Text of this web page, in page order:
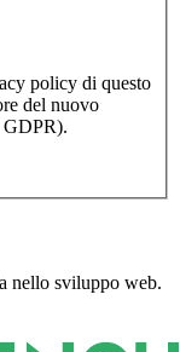
policy di questo
del nuovo
GDPR).
nello sviluppo web.